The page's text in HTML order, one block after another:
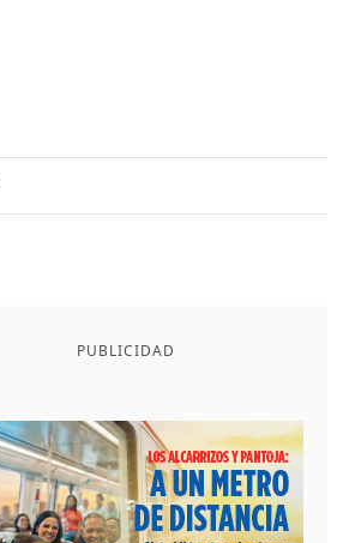
PUBLICIDAD